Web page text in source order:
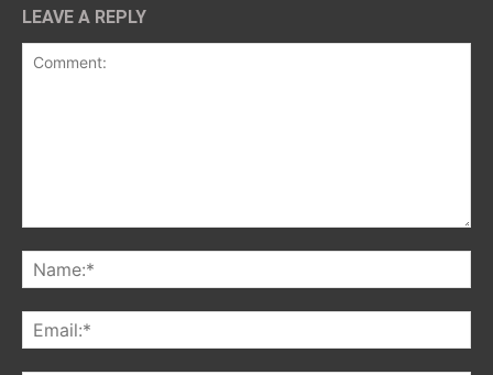
LEAVE A REPLY